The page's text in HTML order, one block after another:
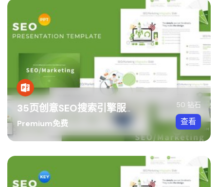
35页创意SEO搜索引擎服务行业ppt图形素材 包含11种主题配色
Premium免费
50 钻石
查看